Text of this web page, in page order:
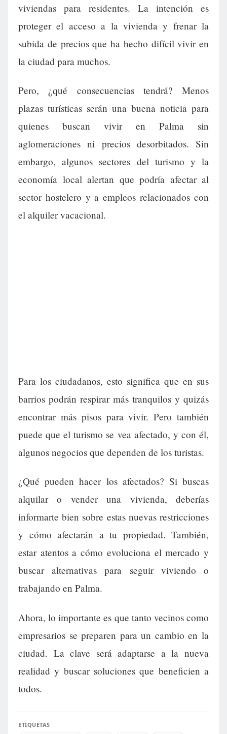
viviendas para residentes. La intención es
proteger el acceso a la vivienda y frenar la
subida de precios que ha hecho difícil vivir en
la ciudad para muchos.
Pero, ¿qué consecuencias tendrá? Menos
plazas turísticas serán una buena noticia para
quienes buscan vivir en Palma sin
aglomeraciones ni precios desorbitados. Sin
embargo, algunos sectores del turismo y la
economía local alertan que podría afectar al
sector hostelero y a empleos relacionados con
el alquiler vacacional.
Para los ciudadanos, esto significa que en sus
barrios podrán respirar más tranquilos y quizás
encontrar más pisos para vivir. Pero también
puede que el turismo se vea afectado, y con él,
algunos negocios que dependen de los turistas.
¿Qué pueden hacer los afectados? Si buscas
alquilar o vender una vivienda, deberías
informarte bien sobre estas nuevas restricciones
y cómo afectarán a tu propiedad. También,
estar atentos a cómo evoluciona el mercado y
buscar alternativas para seguir viviendo o
trabajando en Palma.
Ahora, lo importante es que tanto vecinos como
empresarios se preparen para un cambio en la
ciudad. La clave será adaptarse a la nueva
realidad y buscar soluciones que beneficien a
todos.
ETIQUETAS